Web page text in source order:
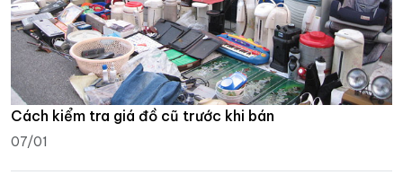
Cách kiểm tra giá đồ cũ trước khi bán
07/01